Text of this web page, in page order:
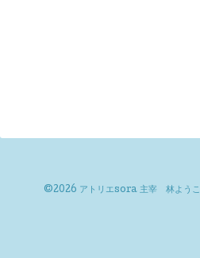
©2026 アトリエsora 主宰 林ようこ